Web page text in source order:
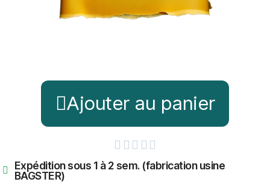
Ajouter au panier
    
Expédition sous 1 à 2 sem. (fabrication usine
BAGSTER)